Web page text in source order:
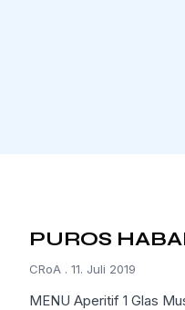
PUROS
CRoA 11. Juli 2019
MENU Aperitif 1 Glas